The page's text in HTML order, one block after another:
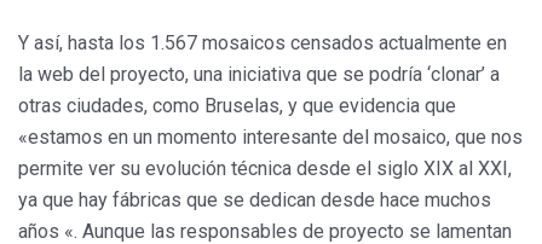
Y así, hasta los 1.567 mosaicos censados actualmente en
la web del proyecto, una iniciativa que se podría ‘clonar’ a
otras ciudades, como Bruselas, y que evidencia que
«estamos en un momento interesante del mosaico, que nos
permite ver su evolución técnica desde el siglo XIX al XXI,
ya que hay fábricas que se dedican desde hace muchos
años «. Aunque las responsables de proyecto se lamentan